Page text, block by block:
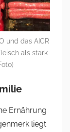
und das AICR
als stark
Ernährung
liegt